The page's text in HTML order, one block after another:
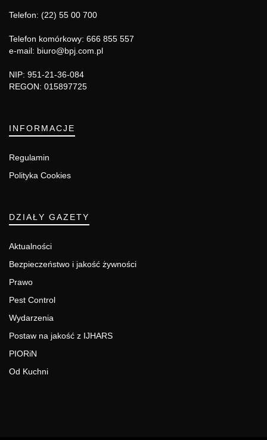
Telefon: (22) 55 00 700
Telefon komórkowy: 666 855 557
e-mail: biuro@bpj.com.pl
NIP: 951-21-36-084
REGON: 015897725
INFORMACJE
Regulamin
Polityka Cookies
DZIAŁY GAZETY
Aktualności
Bezpieczeństwo i jakość żywności
Prawo
Pest Control
Wydarzenia
Postaw na jakość z IJHARS
PIORiN
Od Kuchni